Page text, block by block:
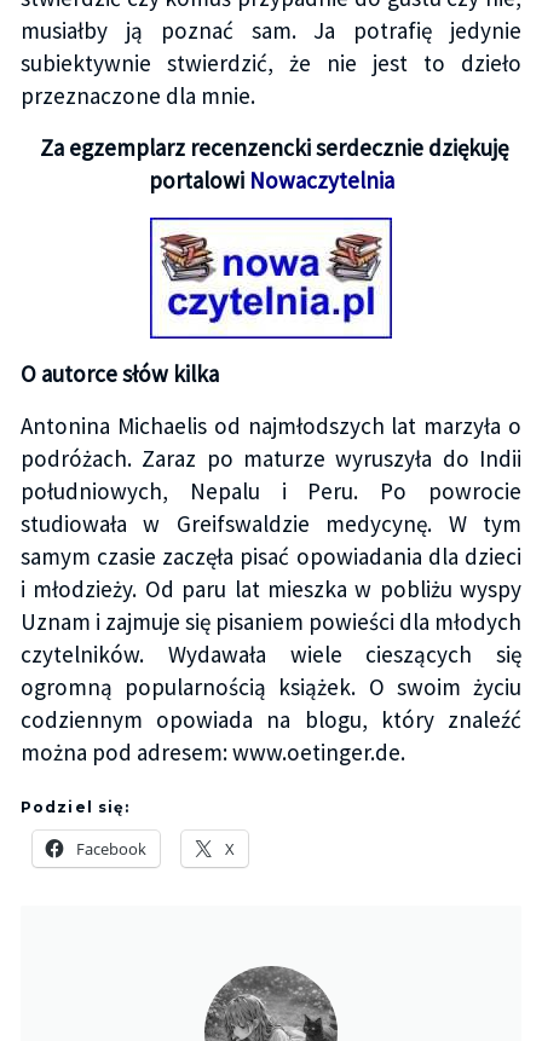
musiałby ją poznać sam. Ja potrafię jedynie
subiektywnie stwierdzić, że nie jest to dzieło
przeznaczone dla mnie.
Za egzemplarz recenzencki serdecznie dziękuję
portalowi Nowaczytelnia
O autorce słów kilka
Antonina Michaelis od najmłodszych lat marzyła o
podróżach. Zaraz po maturze wyruszyła do Indii
południowych, Nepalu i Peru. Po powrocie
studiowała w Greifswaldzie medycynę. W tym
samym czasie zaczęła pisać opowiadania dla dzieci
i młodzieży. Od paru lat mieszka w pobliżu wyspy
Uznam i zajmuje się pisaniem powieści dla młodych
czytelników. Wydawała wiele cieszących się
ogromną popularnością książek. O swoim życiu
codziennym opowiada na blogu, który znaleźć
można pod adresem: www.oetinger.de.
Podziel się:
Facebook X